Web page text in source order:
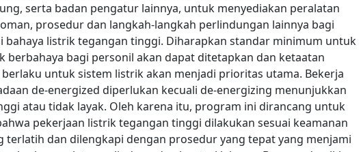
serta badan pengatur lainnya, untuk menyediakan peralatan
prosedur dan langkah-langkah perlindungan lainnya bagi
bahaya listrik tegangan tinggi. Diharapkan standar minimum untuk
berbahaya bagi personil akan dapat ditetapkan dan ketaatan
untuk sistem listrik akan menjadi prioritas utama. Bekerja
de-energized diperlukan kecuali de-energizing menunjukkan
atau tidak layak. Oleh karena itu, program ini dirancang untuk
pekerjaan listrik tegangan tinggi dilakukan sesuai keamanan
terlatih dan dilengkapi dengan prosedur yang tepat yang menjami